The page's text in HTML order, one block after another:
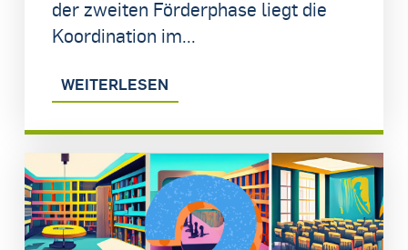
der zweiten Förderphase liegt die
Koordination im...
WEITERLESEN